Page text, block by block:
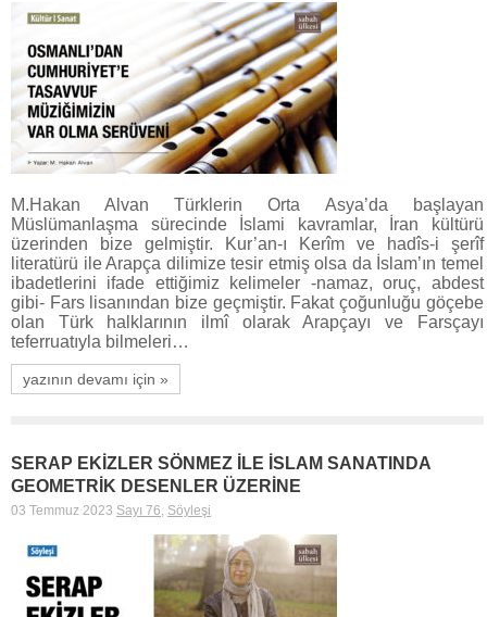
M.Hakan Alvan Türklerin Orta Asya’da başlayan
Müslümanlaşma sürecinde İslami kavramlar, İran kültürü
üzerinden bize gelmiştir. Kur’an-ı Kerîm ve hadîs-i şerîf
literatürü ile Arapça dilimize tesir etmiş olsa da İslam’ın temel
ibadetlerini ifade ettiğimiz kelimeler -namaz, oruç, abdest
gibi- Fars lisanından bize geçmiştir. Fakat çoğunluğu göçebe
olan Türk halklarının ilmî olarak Arapçayı ve Farsçayı
teferruatıyla bilmeleri…
yazının devamı için »
SERAP EKİZLER SÖNMEZ İLE İSLAM SANATINDA
GEOMETRİK DESENLER ÜZERİNE
03 Temmuz 2023 Sayı 76, Söyleşi